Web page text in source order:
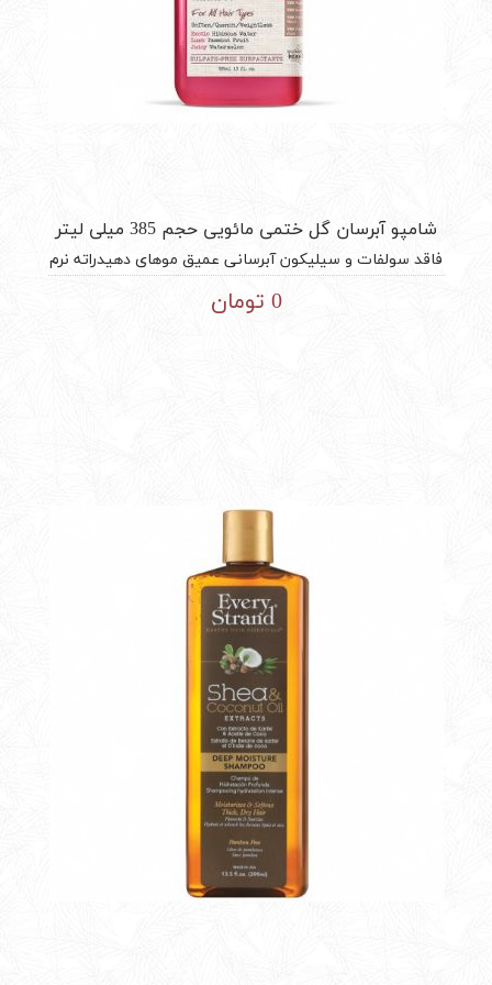
شامپو آبرسان گل ختمی مائویی حجم 385 میلی لیتر
Maui Hibiscus Water Hydration Shampoo
فاقد سولفات و سیلیکون آبرسانی عمیق موهای دهیدراته نرم
کننده و براق کننده مو
0 تومان